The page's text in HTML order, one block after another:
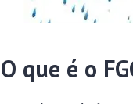
O que é o